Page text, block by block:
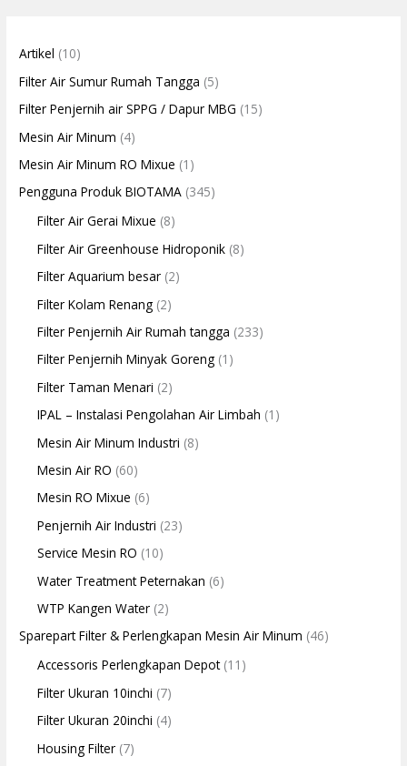
Artikel (10)
Filter Air Sumur Rumah Tangga (5)
Filter Penjernih air SPPG / Dapur MBG (15)
Mesin Air Minum (4)
Mesin Air Minum RO Mixue (1)
Pengguna Produk BIOTAMA (345)
Filter Air Gerai Mixue (8)
Filter Air Greenhouse Hidroponik (8)
Filter Aquarium besar (2)
Filter Kolam Renang (2)
Filter Penjernih Air Rumah tangga (233)
Filter Penjernih Minyak Goreng (1)
Filter Taman Menari (2)
IPAL – Instalasi Pengolahan Air Limbah (1)
Mesin Air Minum Industri (8)
Mesin Air RO (60)
Mesin RO Mixue (6)
Penjernih Air Industri (23)
Service Mesin RO (10)
Water Treatment Peternakan (6)
WTP Kangen Water (2)
Sparepart Filter & Perlengkapan Mesin Air Minum (46)
Accessoris Perlengkapan Depot(11)
Filter Ukuran 10inchi (7)
Filter Ukuran 20inchi (4)
Housing Filter (7)